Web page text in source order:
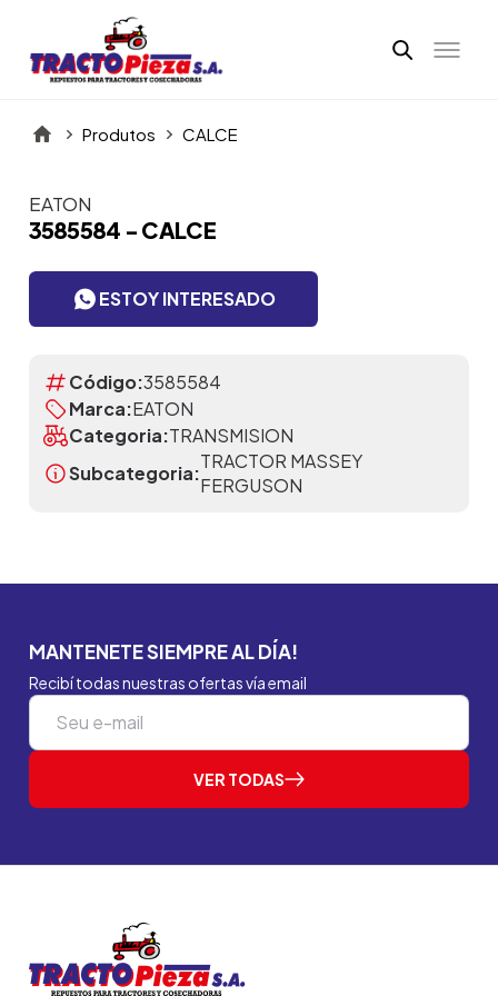
Produtos CALCE
Itens da Galeria
EATON
3585584 - CALCE
ESTOY INTERESADO
Código:3585584
Marca:EATON
Categoria:TRANSMISION
Subcategoria:
TRACTOR MASSEY
FERGUSON
MANTENETE SIEMPRE AL DÍA!
Recibí todas nuestras ofertas vía email
VER TODAS